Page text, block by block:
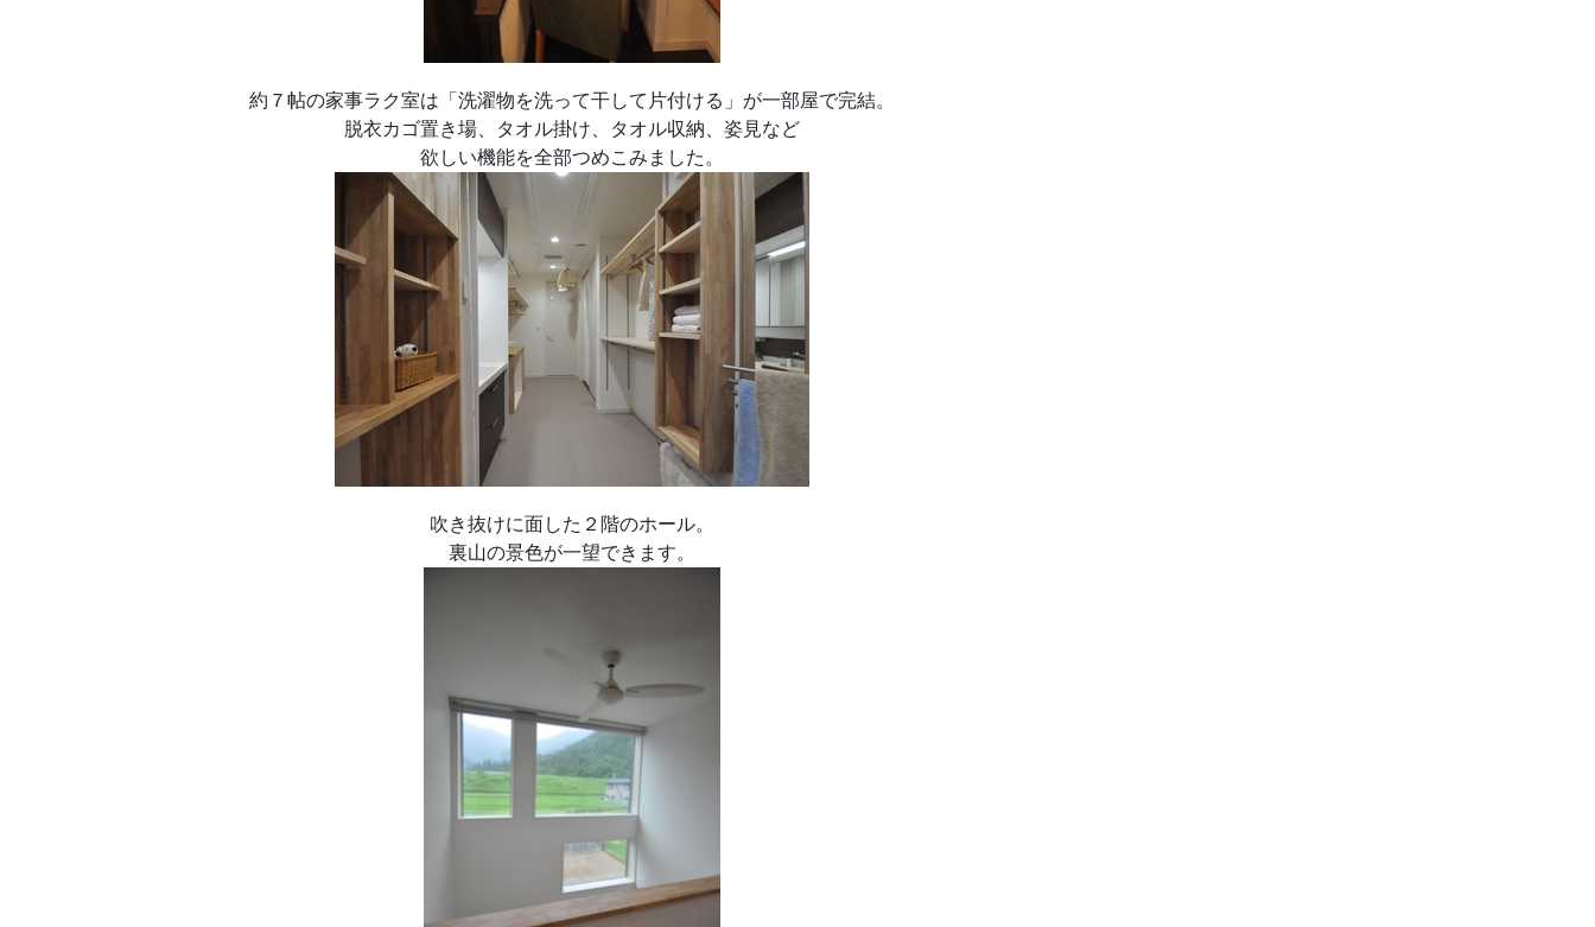
約７帖の家事ラク室は「洗濯物を洗って干して片付ける」が一部屋で完結。
脱衣カゴ置き場、タオル掛け、タオル収納、姿見など
欲しい機能を全部つめこみました。
吹き抜けに面した２階のホール。
裏山の景色が一望できます。